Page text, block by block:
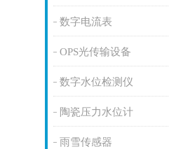
数字电流表
OPS光传输设备
数字水位检测仪
陶瓷压力水位计
雨雪传感器